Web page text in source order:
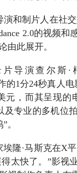
和制片人在社交
2.0的视频和
由此展开。
演查尔斯·
的1分24秒真人
元，而其呈现的
及专业的多机位
。
·马斯克在X平
太快了。”影视